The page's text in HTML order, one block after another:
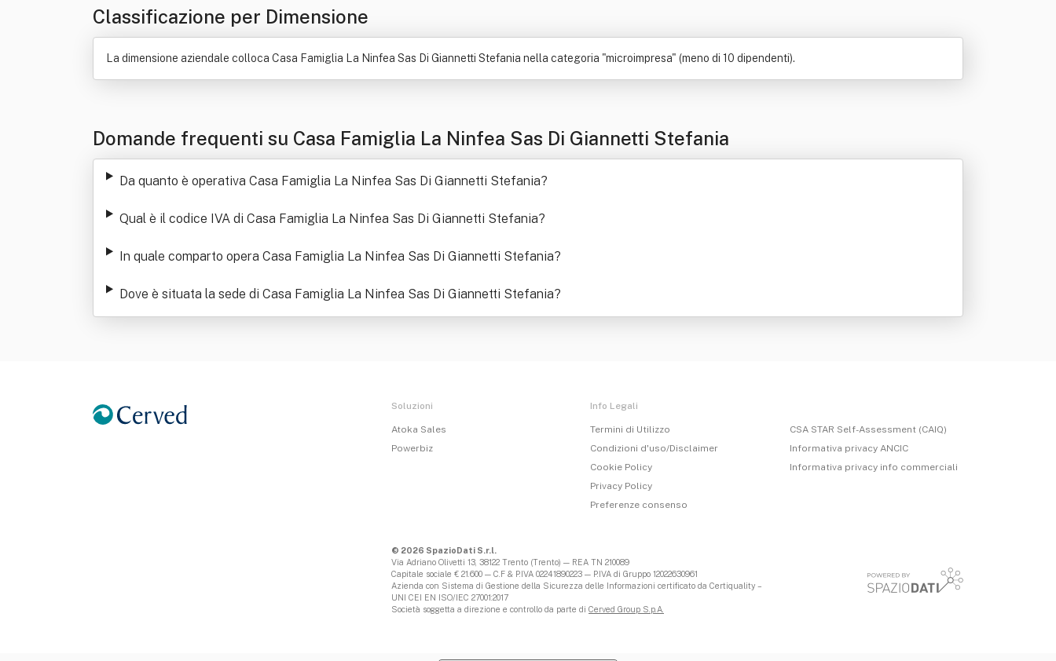
Classificazione per Dimensione
La dimensione aziendale colloca Casa Famiglia La Ninfea Sas Di Giannetti Stefania nella categoria "microimpresa" (meno di 10 dipendenti).
Domande frequenti su Casa Famiglia La Ninfea Sas Di Giannetti Stefania
Da quanto è operativa Casa Famiglia La Ninfea Sas Di Giannetti Stefania?
Qual è il codice IVA di Casa Famiglia La Ninfea Sas Di Giannetti Stefania?
In quale comparto opera Casa Famiglia La Ninfea Sas Di Giannetti Stefania?
Dove è situata la sede di Casa Famiglia La Ninfea Sas Di Giannetti Stefania?
Soluzioni
Atoka Sales
Powerbiz
Info Legali
Termini di Utilizzo
Condizioni d'uso/Disclaimer
Cookie Policy
Privacy Policy
Preferenze consenso
CSA STAR Self-Assessment (CAIQ)
Informativa privacy ANCIC
Informativa privacy info commerciali
© 2026 SpazioDati S.r.l.
Via Adriano Olivetti 13, 38122 Trento (Trento) — REA TN 210089
Capitale sociale € 21.600 — C.F & P.IVA 02241890223 — P.IVA di Gruppo 12022630961
Azienda con Sistema di Gestione della Sicurezza delle Informazioni certificato da Certiquality –
UNI CEI EN ISO/IEC 27001:2017
Società soggetta a direzione e controllo da parte di Cerved Group S.p.A.